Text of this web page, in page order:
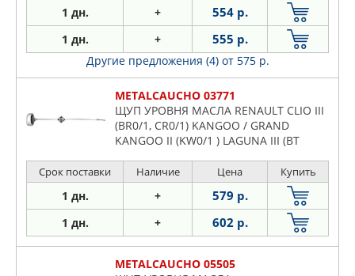
1 дн. + 554 р.
1 дн. + 555 р.
Другие предложения (4) от 575 р.
METALCAUCHO 03771
ЩУП УРОВНЯ МАСЛА RENAULT CLIO III
(BR0/1, CR0/1) KANGOO / GRAND
KANGOO II (KW0/1 ) LAGUNA III (BT
Срок поставки Наличие Цена Купить
1 дн. + 579 р.
1 дн. + 602 р.
METALCAUCHO 05505